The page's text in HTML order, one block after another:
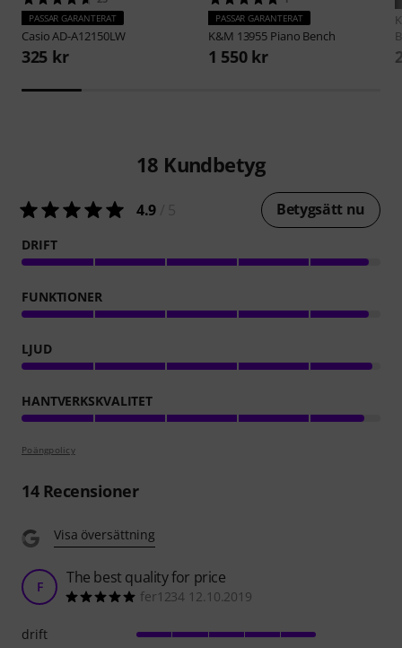
PASSAR GARANTERAT
CasioAD-A12150LW
325 kr
PASSAR GARANTERAT
K&M 13955 Piano Bench
1 550 kr
18 Kundbetyg
4.9 Betygsätt nu
DRIFT
FUNKTIONER
LJUD
HANTVERKSKVALITET
Poängpolicy
14Recensioner
Visa översättning
F The best quality for price
fer1234 12.10.2019
drift